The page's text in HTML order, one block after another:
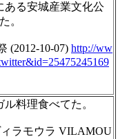
ある安城産業文化公
。
(2012-10-07) http://ww
料理食べてた。
ラモウラ VILAMOU